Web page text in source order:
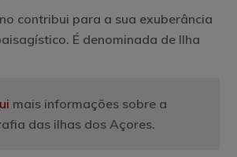
contribui para a sua exuberância
É denominada de Ilha
mais informações sobre a
das ilhas dos Açores.